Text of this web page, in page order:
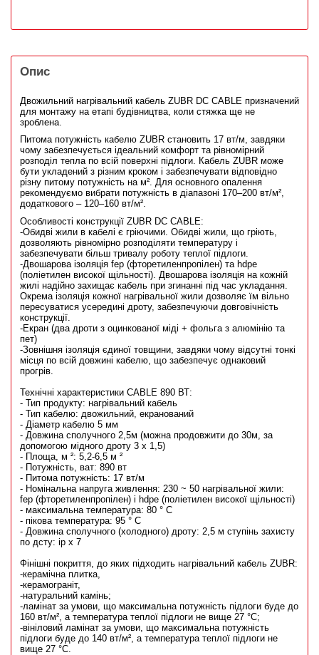
Опис
Двожильний нагрівальний кабель ZUBR DC CABLE призначений
для монтажу на етапі будівництва, коли стяжка ще не
зроблена.
Питома потужність кабелю ZUBR становить 17 вт/м, завдяки
чому забезпечується ідеальний комфорт та рівномірний
розподіл тепла по всій поверхні підлоги. Кабель ZUBR може
бути укладений з різним кроком і забезпечувати відповідно
різну питому потужність на м². Для основного опалення
рекомендуємо вибрати потужність в діапазоні 170–200 вт/м²,
додаткового – 120–160 вт/м².
Особливості конструкції ZUBR DC CABLE:
-Обидві жили в кабелі є гріючими. Обидві жили, що гріють,
дозволяють рівномірно розподіляти температуру і
забезпечувати більш тривалу роботу теплої підлоги.
-Двошарова ізоляція fep (фторетиленпропілен) та hdpe
(поліетилен високої щільності). Двошарова ізоляція на кожній
жилі надійно захищає кабель при згинанні під час укладання.
Окрема ізоляція кожної нагрівальної жили дозволяє їм вільно
пересуватися усередині дроту, забезпечуючи довговічність
конструкції.
-Екран (два дроти з оцинкованої міді + фольга з алюмінію та
пет)
-Зовнішня ізоляція єдиної товщини, завдяки чому відсутні тонкі
місця по всій довжині кабелю, що забезпечує однаковий
прогрів.
Технічні характеристики CABLE 890 ВТ:
- Тип продукту: нагрівальний кабель
- Тип кабелю: двожильний, екранований
- Діаметр кабелю 5 мм
- Довжина сполучного 2,5м (можна продовжити до 30м, за
допомогою мідного дроту 3 х 1,5)
- Площа, м ²: 5,2-6,5 м ²
- Потужність, ват: 890 вт
- Питома потужність: 17 вт/м
- Номінальна напруга живлення: 230 ~ 50 нагрівальної жили:
fep (фторетиленпропілен) і hdpe (поліетилен високої щільності)
- максимальна температура: 80 ° С
- пікова температура: 95 ° С
- Довжина сполучного (холодного) дроту: 2,5 м ступінь захисту
по дсту: ip x 7
Фінішні покриття, до яких підходить нагрівальний кабель ZUBR:
-керамічна плитка,
-керамограніт,
-натуральний камінь;
-ламінат за умови, що максимальна потужність підлоги буде до
160 вт/м², а температура теплої підлоги не вище 27 °C;
-вініловий ламінат за умови, що максимальна потужність
підлоги буде до 140 вт/м², а температура теплої підлоги не
вище 27 °C.